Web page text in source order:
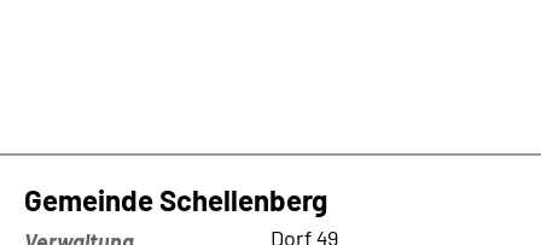
Gemeinde Schellenberg
Dorf 49